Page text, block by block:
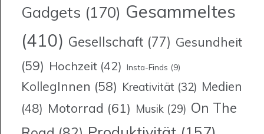
Gadgets (170) Gesammeltes
(410) Gesellschaft (77) Gesundheit
(59) Hochzeit (42) Insta-Finds (9)
KollegInnen (58) Kreativität (32) Medien
(48) Motorrad (61) Musik (29) On The